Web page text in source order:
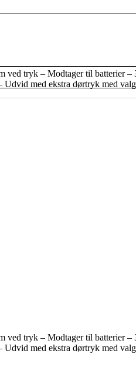
tryk – Modtager til batterier
med ekstra dørtryk med
tryk – Modtager til batterier
med ekstra dørtryk med